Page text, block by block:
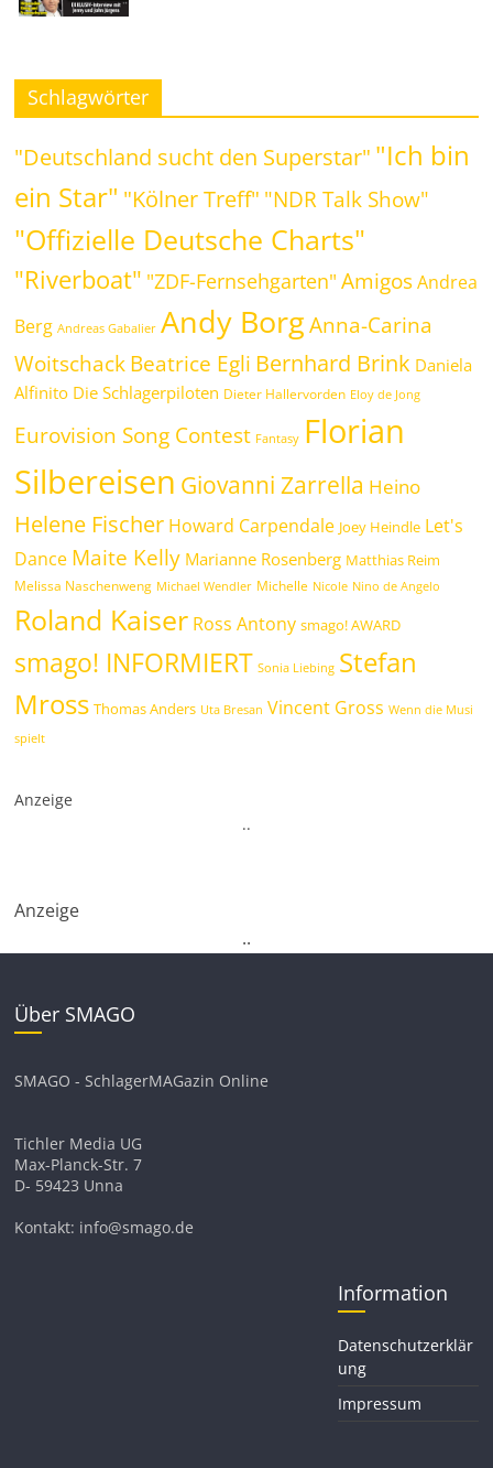
Schlagwörter
"Deutschland sucht den Superstar" "Ich bin
ein Star" "Kölner Treff" "NDR Talk Show"
"Offizielle Deutsche Charts"
"Riverboat" "ZDF-Fernsehgarten" Amigos Andrea
Berg Andreas Gabalier Andy Borg Anna-Carina
WoitschackBeatrice Egli Bernhard Brink Daniela
Alfinito Die Schlagerpiloten Dieter Hallervorden Eloy de Jong
Eurovision Song Contest Fantasy Florian
Silbereisen Giovanni Zarrella Heino
Helene Fischer Howard Carpendale Joey Heindle Let's
Dance Maite Kelly Marianne Rosenberg Matthias Reim
Melissa Naschenweng Michael Wendler Michelle Nicole Nino de Angelo
Roland Kaiser Ross Antony smago! AWARD
smago! INFORMIERT Sonia Liebing Stefan
Mross Thomas Anders Uta Bresan Vincent Gross Wenn die Musi
spielt
Anzeige
..
Anzeige
..
Über SMAGO
SMAGO - SchlagerMAGazin Online
Tichler Media UG
Max-Planck-Str. 7
D- 59423 Unna
Kontakt: info@smago.de
Information
Datenschutzerklär
ung
Impressum